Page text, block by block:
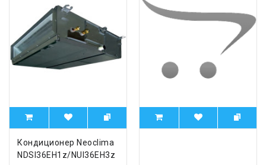
Кондиционер Neoclima
NDSI36EH1z/NUI36EH3z